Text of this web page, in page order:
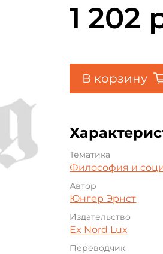
1 202
В корзину
Тематика
Философия и
Автор
Юнгер Эрнст
Издательство
Ex Nord Lux
Переводчик